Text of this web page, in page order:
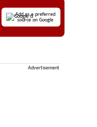
Add as a preferred
source on Google
Advertisement